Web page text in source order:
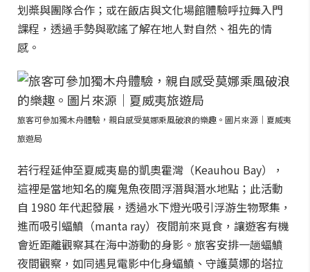
划槳與團隊合作；或在飯店與文化場館體驗呼拉舞入門
課程，透過手勢與歌謠了解在地人對自然、祖先的情
感。
旅客可參加獨木舟體驗，親自感受莫娜乘風破浪的樂趣。圖片來源｜夏威夷
旅遊局
若行程延伸至夏威夷島的凱奧霍灣（Keauhou Bay），
這裡是當地知名的魔鬼魚夜間浮潛與潛水地點；此活動
自 1980 年代起發展，透過水下燈光吸引浮游生物聚集，
進而吸引蝠鱝（manta ray）夜間前來覓食，讓遊客有機
會近距離觀察其在海中游動的身影。旅客安排一趟蝠鱝
夜間觀察，如同遇見電影中化身蝠鱝、守護莫娜的塔拉